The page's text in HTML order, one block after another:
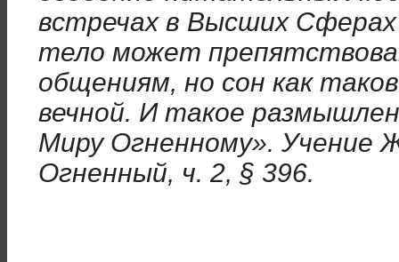
встречах в Высших
тело может
общениям, но сон как
вечной. И такое
Миру Огненному». Учение
Огненный, ч. 2, § 396.